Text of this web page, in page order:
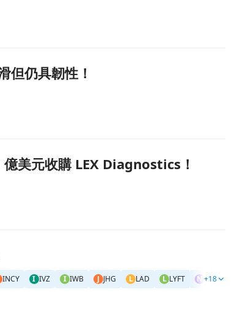
但仍具韌性！
美元收購 LEX Diagnostics！
INCY I IVZ I IWB J JHG L LAD L LYFT N NYT
+18